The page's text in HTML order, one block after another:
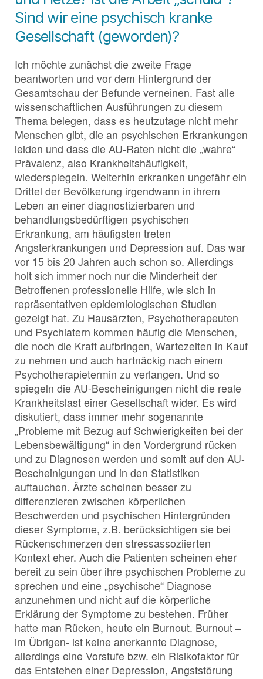
Sind wir eine psychisch kranke
Gesellschaft (geworden)?
Ich möchte zunächst die zweite Frage
beantworten und vor dem Hintergrund der
Gesamtschau der Befunde verneinen. Fast alle
wissenschaftlichen Ausführungen zu diesem
Thema belegen, dass es heutzutage nicht mehr
Menschen gibt, die an psychischen Erkrankungen
leiden und dass die AU-Raten nicht die „wahre“
Prävalenz, also Krankheitshäufigkeit,
wiederspiegeln. Weiterhin erkranken ungefähr ein
Drittel der Bevölkerung irgendwann in ihrem
Leben an einer diagnostizierbaren und
behandlungsbedürftigen psychischen
Erkrankung, am häufigsten treten
Angsterkrankungen und Depression auf. Das war
vor 15 bis 20 Jahren auch schon so. Allerdings
holt sich immer noch nur die Minderheit der
Betroffenen professionelle Hilfe, wie sich in
repräsentativen epidemiologischen Studien
gezeigt hat. Zu Hausärzten, Psychotherapeuten
und Psychiatern kommen häufig die Menschen,
die noch die Kraft aufbringen, Wartezeiten in Kauf
zu nehmen und auch hartnäckig nach einem
Psychotherapietermin zu verlangen. Und so
spiegeln die AU-Bescheinigungen nicht die reale
Krankheitslast einer Gesellschaft wider. Es wird
diskutiert, dass immer mehr sogenannte
„Probleme mit Bezug auf Schwierigkeiten bei der
Lebensbewältigung“ in den Vordergrund rücken
und zu Diagnosen werden und somit auf den AU-
Bescheinigungen und in den Statistiken
auftauchen. Ärzte scheinen besser zu
differenzieren zwischen körperlichen
Beschwerden und psychischen Hintergründen
dieser Symptome, z.B. berücksichtigen sie bei
Rückenschmerzen den stressassoziierten
Kontext eher. Auch die Patienten scheinen eher
bereit zu sein über ihre psychischen Probleme zu
sprechen und eine „psychische“ Diagnose
anzunehmen und nicht auf die körperliche
Erklärung der Symptome zu bestehen. Früher
hatte man Rücken, heute ein Burnout. Burnout –
im Übrigen- ist keine anerkannte Diagnose,
allerdings eine Vorstufe bzw. ein Risikofaktor für
das Entstehen einer Depression, Angststörung